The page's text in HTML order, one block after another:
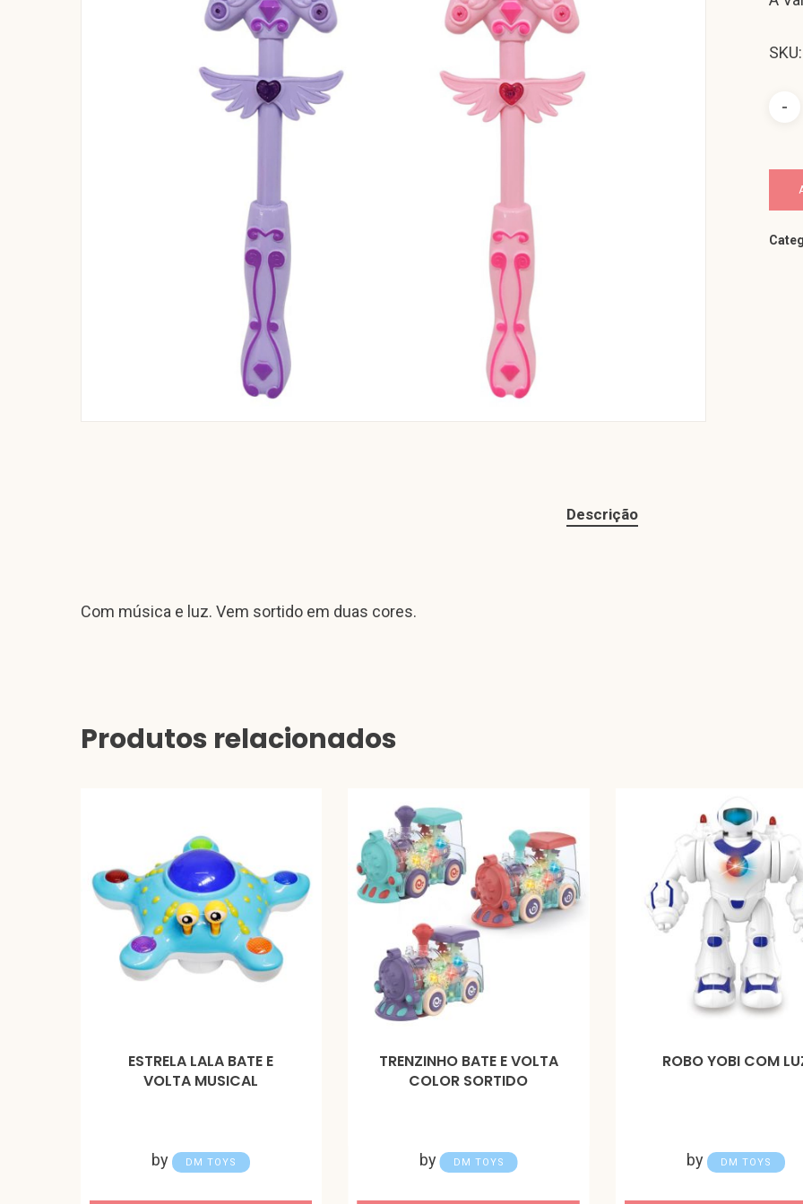
Descrição
Com música e luz. Vem sortido em duas cores.
Produtos relacionados
ESTRELA LALA BATE E
VOLTA MUSICAL
by DM TOYS
TRENZINHO BATE E VOLTA
COLOR SORTIDO
by DM TOYS
ROBO YOBI COM
by DM TOYS